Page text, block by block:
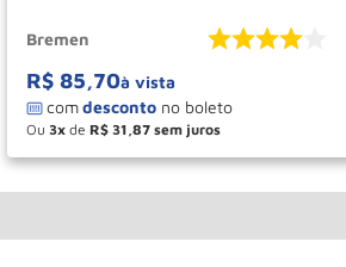
Bremen
R$ 85,70à vista
Ou 3 de R$ 31 87
＋
－ COMPRAR